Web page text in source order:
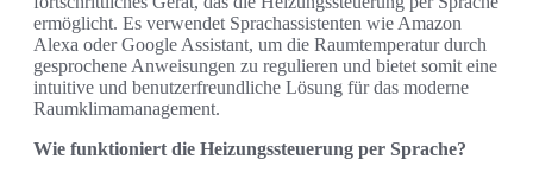
ermöglicht. Es verwendet Sprachassistenten wie Amazon
Alexa oder Google Assistant, um die Raumtemperatur durch
gesprochene Anweisungen zu regulieren und bietet somit eine
intuitive und benutzerfreundliche Lösung für das moderne
Raumklimamanagement.
Wie funktioniert die Heizungssteuerung per Sprache?